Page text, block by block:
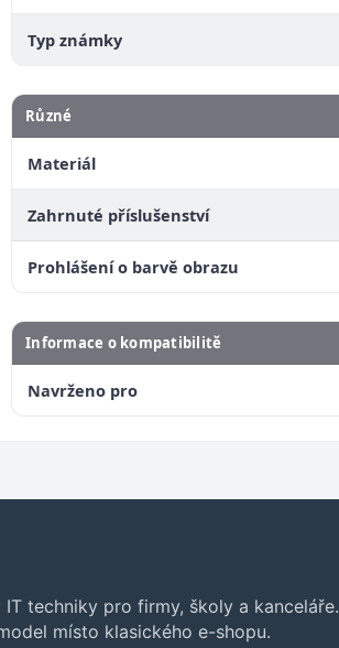
Typ známky
Různé
Materiál
Zahrnuté příslušenství
Prohlášení o barvě obrazu
Informace o kompatibilitě
Navrženo pro
IT techniky pro firmy, školy a kanceláře.
místo klasického e-shopu.